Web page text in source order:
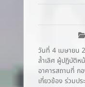
วันที่ 4 เมษายน
ล้ำเลิศ ผู้ปฏิบัติห
อาคารสถานที่ ก
เกี่ยวข้อง ร่วมป